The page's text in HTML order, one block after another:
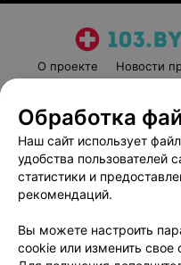
О проекте Новости
Пользовательское
Написать
Обработка
Обработка
Наш сайт использует
удобства пользователей
статистики и
рекомендаций.
Вы можете настроить
cookie или изменить свое